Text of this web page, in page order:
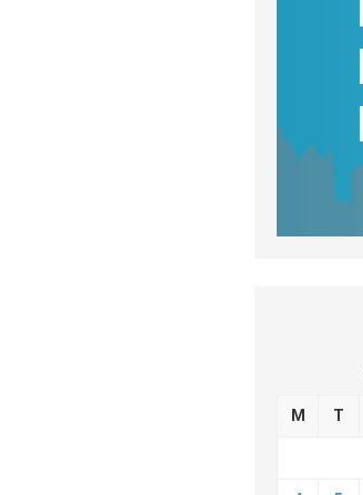
M T